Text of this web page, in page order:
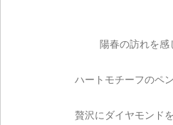
陽春の訪れを感
ハートモチーフのペ
贅沢にダイヤモンド